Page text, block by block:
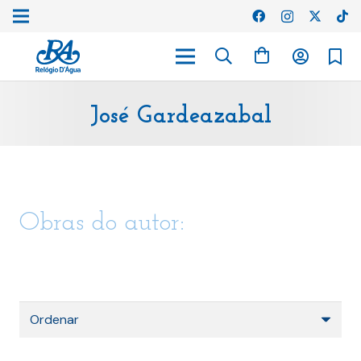
José Gardeazabal
Obras do autor: